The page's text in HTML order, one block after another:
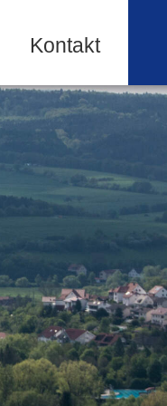
Kontakt